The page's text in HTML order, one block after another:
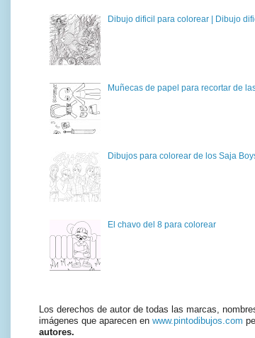
Dibujo dificil para colorear | Dibujo
Muñecas de papel para recortar de
Dibujos para colorear de los Saja
El chavo del 8 para colorear
Los derechos de autor de todas las marcas,
imágenes que aparecen en www.pintodibujos.com
autores.